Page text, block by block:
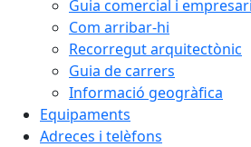
Guia comercial i
Com arribar-hi
Recorregut arquitectònic
Guia de carrers
Informació geogràfica
Equipaments
Adreces i telèfons